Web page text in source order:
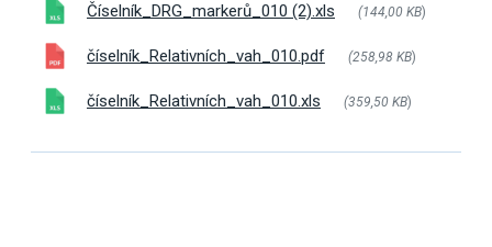
Číselník_DRG_markerů_010 (2).xls (144,00 KB)
číselník_Relativních_vah_010.pdf (258,98 KB)
číselník_Relativních_vah_010.xls (359,50 KB)